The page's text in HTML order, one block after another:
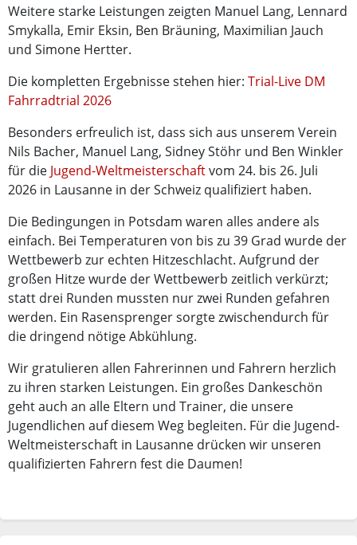
Weitere starke Leistungen zeigten Manuel Lang, Lennard
Smykalla, Emir Eksin, Ben Bräuning, Maximilian Jauch
und Simone Hertter.
Die kompletten Ergebnisse stehen hier: Trial-Live DM
Fahrradtrial 2026
Besonders erfreulich ist, dass sich aus unserem Verein
Nils Bacher, Manuel Lang, Sidney Stöhr und Ben Winkler
für die Jugend-Weltmeisterschaftvom 24. bis 26. Juli
2026 in Lausanne in der Schweiz qualifiziert haben.
Die Bedingungen in Potsdam waren alles andere als
einfach. Bei Temperaturen von bis zu 39 Grad wurde der
Wettbewerb zur echten Hitzeschlacht. Aufgrund der
großen Hitze wurde der Wettbewerb zeitlich verkürzt;
statt drei Runden mussten nur zwei Runden gefahren
werden. Ein Rasensprenger sorgte zwischendurch für
die dringend nötige Abkühlung.
Wir gratulieren allen Fahrerinnen und Fahrern herzlich
zu ihren starken Leistungen. Ein großes Dankeschön
geht auch an alle Eltern und Trainer, die unsere
Jugendlichen auf diesem Weg begleiten. Für die Jugend-
Weltmeisterschaft in Lausanne drücken wir unseren
qualifizierten Fahrern fest die Daumen!